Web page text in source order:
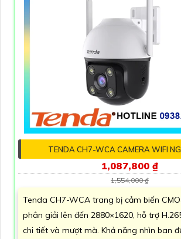
TENDA CH7-WCA CAMERA WIFI
1,087,800 ₫
1,554,000 ₫
Tenda CH7-WCA trang bị cảm biến
phân giải lên đến 2880×1620, hỗ trợ
chi tiết và mượt mà. Khả năng nhìn ban